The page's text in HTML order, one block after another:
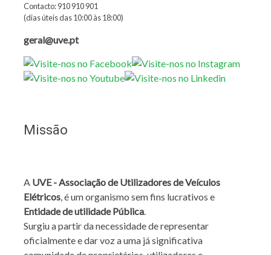
Contacto: 910 910 901
(dias úteis das 10:00 às 18:00)
geral@uve.pt
Missão
A UVE - Associação de Utilizadores de Veículos
Elétricos, é um organismo sem fins lucrativos e
Entidade de utilidade Pública.
Surgiu a partir da necessidade de representar
oficialmente e dar voz a uma já significativa